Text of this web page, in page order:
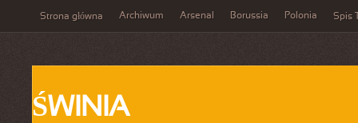
Strona główna Archiwum Arsenal Borussia Polonia Spis
ŚWINIA